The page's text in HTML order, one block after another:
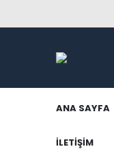
ANA SAYFA
İLETIŞIM